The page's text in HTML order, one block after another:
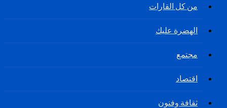
من كل القارات
الهضرة عليك
مجتمع
اقتصاد
ثقافة وفنون